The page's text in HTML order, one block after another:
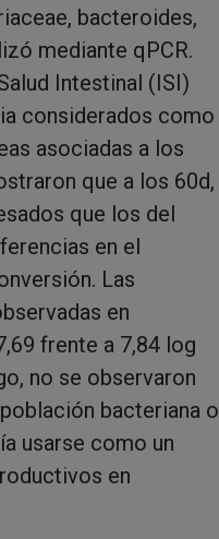
bacteroides,
mediante qPCR.
Intestinal (ISI)
considerados como
asociadas a los
que a los 60d,
que los del
en el
Las
en
frente a 7,84 log
no se observaron
bacteriana o
usarse como un
en